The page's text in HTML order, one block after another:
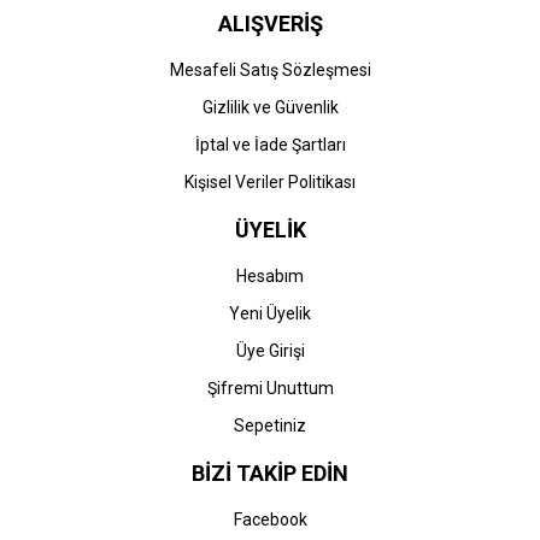
ALIŞVERİŞ
Mesafeli Satış Sözleşmesi
Gizlilik ve Güvenlik
İptal ve İade Şartları
Kişisel Veriler Politikası
ÜYELİK
Hesabım
Yeni Üyelik
Üye Girişi
Şifremi Unuttum
Sepetiniz
BİZİ TAKİP EDİN
Facebook